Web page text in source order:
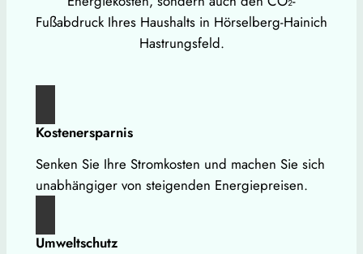
Fußabdruck Ihres Haushalts in Hörselberg-Hainich
Hastrungsfeld.
Kostenersparnis
Senken Sie Ihre Stromkosten und machen Sie sich
unabhängiger von steigenden Energiepreisen.
Umweltschutz